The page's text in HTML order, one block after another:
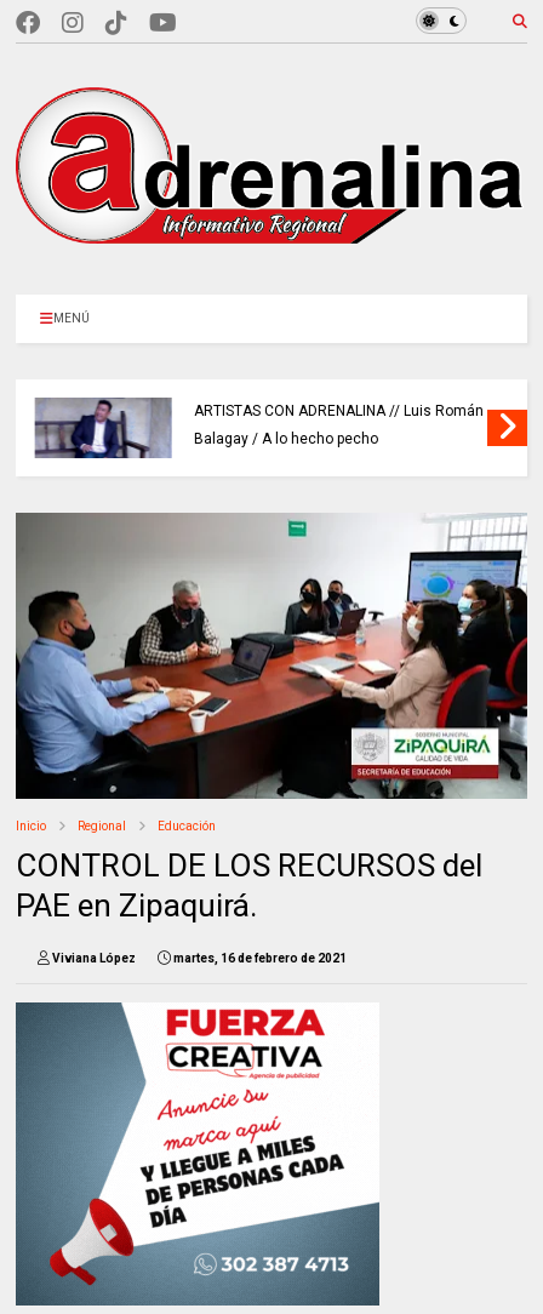
MENÚ
ARTISTAS CON ADRENALINA // Luis Román
Balagay / A lo hecho pecho
Inicio Regional Educación
CONTROL DE LOS RECURSOS del
PAE en Zipaquirá.
Viviana López martes, 16 de febrero de 2021